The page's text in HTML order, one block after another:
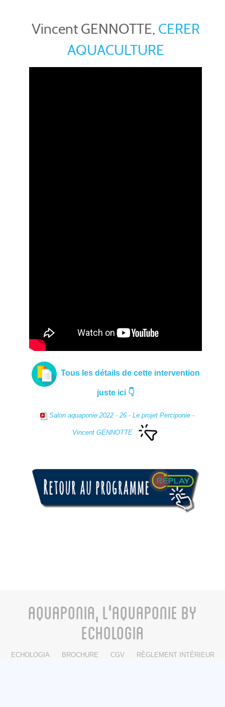
Vincent GENNOTTE, CERER
AQUACULTURE
Tous les détails de cette intervention
juste ici 👇
Salon aquaponie 2022 - 26 - Le projet Perciponie -
Vincent GENNOTTE
AQUAPONIA, L'AQUAPONIE BY
ECHOLOGIA
ECHOLOGIA BROCHURE CGV
RÈGLEMENT INTÉRIEUR